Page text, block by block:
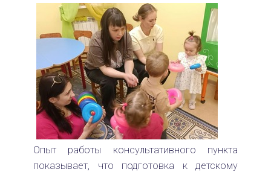
Опыт работы консультативного пункта
показывает, что подготовка к детскому